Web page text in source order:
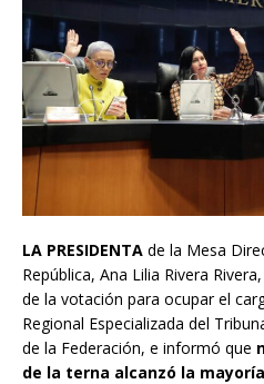
LA PRESIDENTA de la Mesa
República, Ana Lilia Rivera
de la votación para ocupar el
Regional Especializada del
de la Federación, e informó que
de la terna alcanzó la